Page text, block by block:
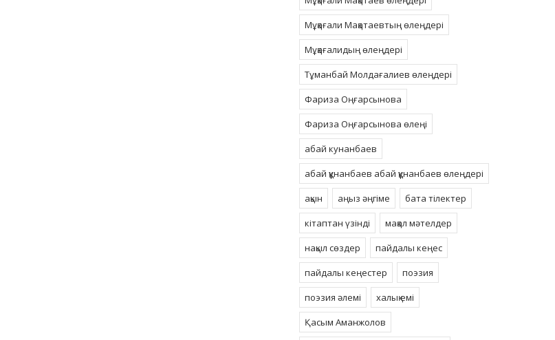
Мұқағали Мақатаевтың өлеңдері
Мұқағалидың өлеңдері
Тұманбай Молдағалиев өлеңдері
Фариза Оңғарсынова
Фариза Оңғарсынова өлеңі
абай кунанбаев
абай құнанбаев абай құнанбаев өлеңдері
ақын
аңыз әңгіме
бата тілектер
кітаптан үзінді
мақал мәтелдер
нақыл сөздер
пайдалы кеңес
пайдалы кеңестер
поэзия
поэзия әлемі
халық емі
Қасым Аманжолов